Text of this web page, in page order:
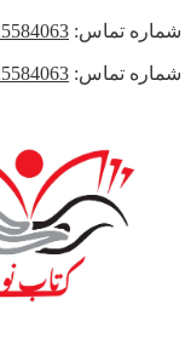
شماره تماس:
شماره تماس: